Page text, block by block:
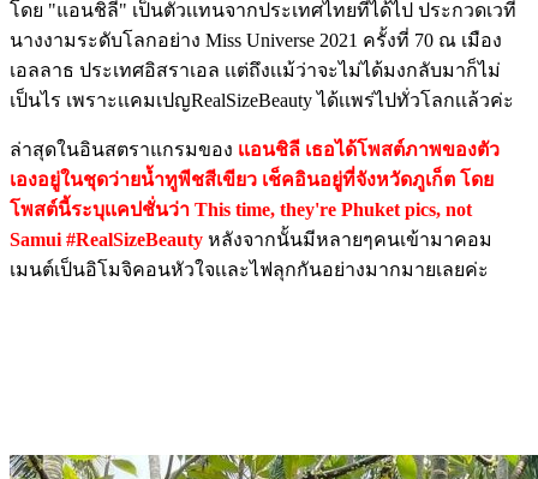
โดย "แอนชิลี" เป็นตัวเเทนจากประเทศไทยที่ได้ไป ประกวดเวที
นางงามระดับโลกอย่าง Miss Universe 2021 ครั้งที่ 70 ณ เมือง
เอลลาธ ประเทศอิสราเอล เเต่ถึงเเม้ว่าจะไม่ได้มงกลับมาก็ไม่
เป็นไร เพราะเเคมเปญRealSizeBeauty ได้เเพร่ไปทั่วโลกเเล้วค่ะ
ล่าสุดในอินสตราแกรมของ เเอนชิลี เธอได้โพสต์ภาพของตัว
เองอยู่ในชุดว่ายน้ำทูพีชสีเขียว เช็คอินอยู่ที่จังหวัดภูเก็ต โดย
โพสต์นี้ระบุเเคปชั่นว่า This time, they're Phuket pics, not
Samui #RealSizeBeauty หลังจากนั้นมีหลายๆคนเข้ามาคอม
เมนต์เป็นอิโมจิคอนหัวใจเเละไฟลุกกันอย่างมากมายเลยค่ะ